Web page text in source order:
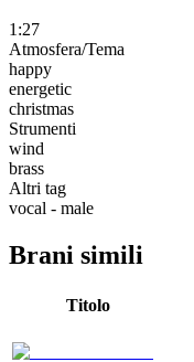
1:27
Atmosfera/Tema
happy
energetic
christmas
Strumenti
wind
brass
Altri tag
vocal - male
Brani simili
Titolo